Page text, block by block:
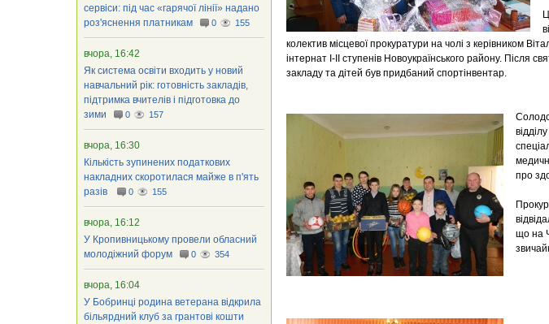
колектив місцевої прокуратури на чолі з керівником
інтернат І-ІІ ступенів Новоукраїнського району. Після
закладу та дітей був придбаний спортінвентар.
про
що на
сервіси: під час «гарячої лінії» надано
роз'яснення платникам
0 155
вчора, 16:42
Як система освіти входить у новий
навчальний рік: готовність закладів,
підтримка вчителів і підготовка до
зими
0 157
вчора, 16:30
Кількість зупинених податкових
накладних скоротилася майже в п'ять
разів
0 155
вчора, 16:12
У Кропивницькому провели обласний
молодіжний форум
0 354
вчора, 16:04
У Бобринці родина ветерана відкрила
більярдний клуб за грантові кошти